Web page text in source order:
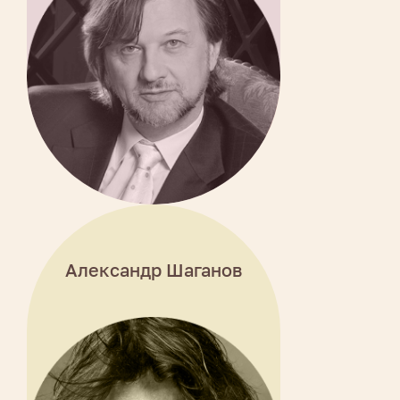
Александр Шаганов